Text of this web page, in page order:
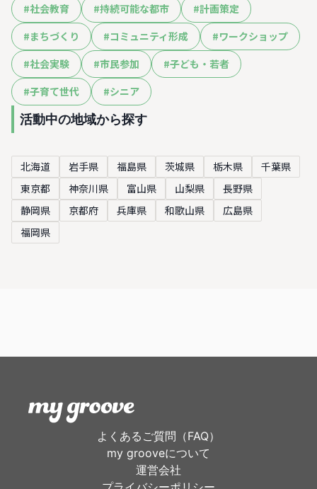
#社会教育 #持続可能な都市 #計画策定
#まちづくり #コミュニティ形成 #ワークショップ
#社会実験 #市民参加 #子ども・若者
#子育て世代 #シニア
活動中の地域から探す
北海道 岩手県 福島県 茨城県 栃木県
千葉県
東京都
神奈川県 富山県 山梨県
長野県
静岡県
京都府 兵庫県 和歌山県
広島県
福岡県
よくあるご質問（FAQ）
my grooveについて
運営会社